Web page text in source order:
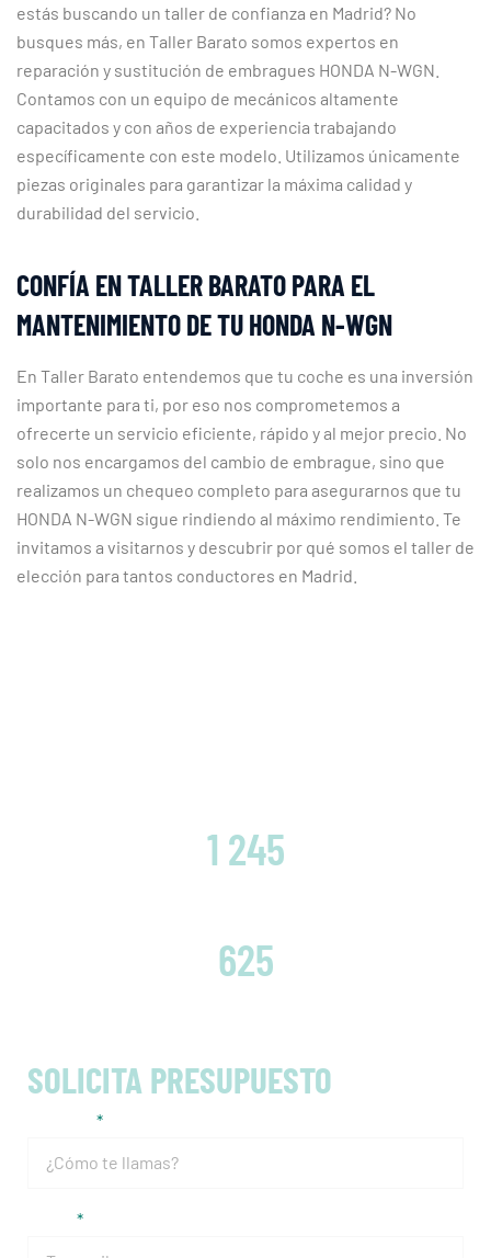
estás buscando un taller de confianza en Madrid? No
busques más, en Taller Barato somos expertos en
reparación y sustitución de embragues HONDA N-WGN.
Contamos con un equipo de mecánicos altamente
capacitados y con años de experiencia trabajando
específicamente con este modelo. Utilizamos únicamente
piezas originales para garantizar la máxima calidad y
durabilidad del servicio.
CONFÍA EN TALLER BARATO PARA EL
MANTENIMIENTO DE TU HONDA N-WGN
En Taller Barato entendemos que tu coche es una inversión
importante para ti, por eso nos comprometemos a
ofrecerte un servicio eficiente, rápido y al mejor precio. No
solo nos encargamos del cambio de embrague, sino que
realizamos un chequeo completo para asegurarnos que tu
HONDA N-WGN sigue rindiendo al máximo rendimiento. Te
invitamos a visitarnos y descubrir por qué somos el taller de
elección para tantos conductores en Madrid.
SOLICITA PRESUPUESTO
1 245
625